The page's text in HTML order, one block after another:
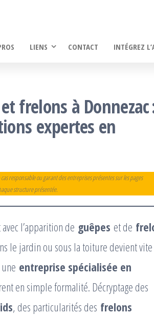
LIENS CONTACT INTÉGREZ
frelons à Donnezac
expertes en
responsable ou garant des entreprises présentes sur les pages
structure présentée.
l’apparition de guêpes et de
le jardin ou sous la toiture devient
entreprise spécialisée en
en simple formalité. Décryptage des
, des particularités des frelons